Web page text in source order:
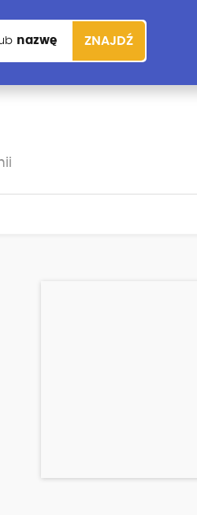
nazwę ZNAJDŹ